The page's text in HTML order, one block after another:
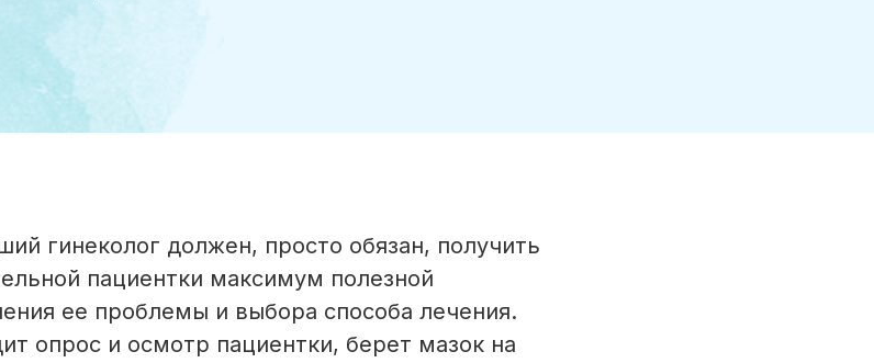
гинеколог должен, просто обязан, получить
пациентки максимум полезной
ее проблемы и выбора способа лечения.
опрос и осмотр пациентки, берет мазок на